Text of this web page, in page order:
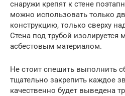
снаружи крепят к стене
можно использовать только
конструкцию, только сверху
Стена под трубой изолируется
асбестовым материалом.
Не стоит спешить выполнить
тщательно закрепить каждое
качественно будет выведена